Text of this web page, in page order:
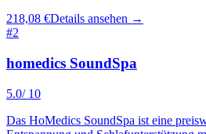
218,08 €Details ansehen →
#2
homedics SoundSpa
5.0/ 10
Das HoMedics SoundSpa ist eine